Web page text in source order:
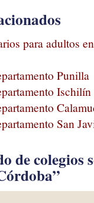
para adultos
Punilla
Ischilín
San
de colegios